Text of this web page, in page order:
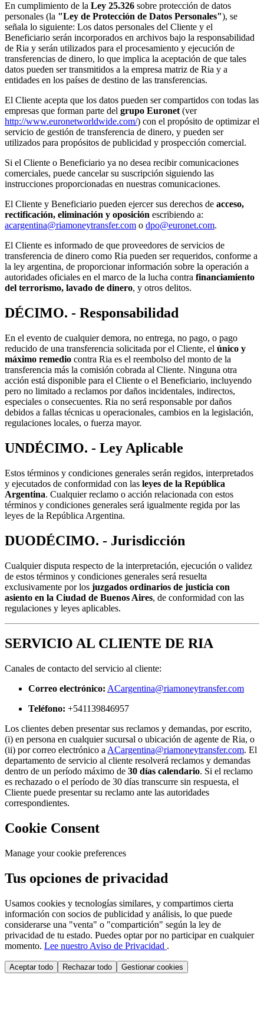
En cumplimiento de la Ley 25.326 sobre protección de datos
personales (la "Ley de Protección de Datos Personales"), se
señala lo siguiente: Los datos personales del Cliente y el
Beneficiario serán incorporados en archivos bajo la responsabilidad
de Ria y serán utilizados para el procesamiento y ejecución de
transferencias de dinero, lo que implica la aceptación de que tales
datos pueden ser transmitidos a la empresa matriz de Ria y a
entidades en los países de destino de las transferencias.
El Cliente acepta que los datos pueden ser compartidos con todas las
empresas que forman parte del grupo Euronet (ver
http://www.euronetworldwide.com/) con el propósito de optimizar el
servicio de gestión de transferencia de dinero, y pueden ser
utilizados para propósitos de publicidad y prospección comercial.
Si el Cliente o Beneficiario ya no desea recibir comunicaciones
comerciales, puede cancelar su suscripción siguiendo las
instrucciones proporcionadas en nuestras comunicaciones.
El Cliente y Beneficiario pueden ejercer sus derechos de acceso,
rectificación, eliminación y oposición escribiendo a:
acargentina@riamoneytransfer.com o dpo@euronet.com.
El Cliente es informado de que proveedores de servicios de
transferencia de dinero como Ria pueden ser requeridos, conforme a
la ley argentina, de proporcionar información sobre la operación a
autoridades oficiales en el marco de la lucha contra financiamiento
del terrorismo, lavado de dinero, y otros delitos.
DÉCIMO. - Responsabilidad
En el evento de cualquier demora, no entrega, no pago, o pago
reducido de una transferencia solicitada por el Cliente, el único y
máximo remedio contra Ria es el reembolso del monto de la
transferencia más la comisión cobrada al Cliente. Ninguna otra
acción está disponible para el Cliente o el Beneficiario, incluyendo
pero no limitado a reclamos por daños incidentales, indirectos,
especiales o consecuentes. Ria no será responsable por daños
debidos a fallas técnicas u operacionales, cambios en la legislación,
regulaciones locales, o fuerza mayor.
UNDÉCIMO. - Ley Aplicable
Estos términos y condiciones generales serán regidos, interpretados
y ejecutados de conformidad con las leyes de la República
Argentina. Cualquier reclamo o acción relacionada con estos
términos y condiciones generales será igualmente regida por las
leyes de la República Argentina.
DUODÉCIMO. - Jurisdicción
Cualquier disputa respecto de la interpretación, ejecución o validez
de estos términos y condiciones generales será resuelta
exclusivamente por los juzgados ordinarios de justicia con
asiento en la Ciudad de Buenos Aires, de conformidad con las
regulaciones y leyes aplicables.
SERVICIO AL CLIENTE DE RIA
Canales de contacto del servicio al cliente:
Correo electrónico: ACargentina@riamoneytransfer.com
Teléfono: +541139846957
Los clientes deben presentar sus reclamos y demandas, por escrito,
(i) en persona en cualquier sucursal o ubicación de agente de Ria, o
(ii) por correo electrónico a ACargentina@riamoneytransfer.com. El
departamento de servicio al cliente resolverá reclamos y demandas
dentro de un período máximo de 30 días calendario. Si el reclamo
es rechazado o el período de 30 días transcurre sin respuesta, el
Cliente puede presentar su reclamo ante las autoridades
correspondientes.
Cookie Consent
Manage your cookie preferences
Tus opciones de privacidad
Usamos cookies y tecnologías similares, y compartimos cierta
información con socios de publicidad y análisis, lo que puede
considerarse una "venta" o "compartición" según la ley de
privacidad de tu estado. Puedes optar por no participar en cualquier
momento. Lee nuestro Aviso de Privacidad .
Aceptar todo Rechazar todo Gestionar cookies